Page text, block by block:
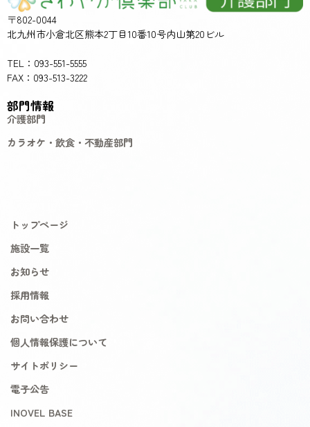
〒802-0044
北九州市小倉北区熊本2丁目10番10号内山第20ビル
TEL：093-551-5555
FAX：093-513-3222
部門情報
介護部門
カラオケ・飲食・不動産部門
トップページ
施設一覧
お知らせ
採用情報
お問い合わせ
個人情報保護について
サイトポリシー
電子公告
INOVEL BASE